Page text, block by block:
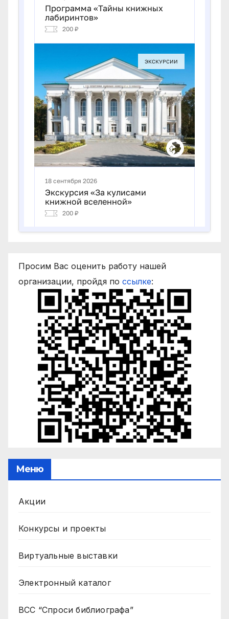
Просим Вас оценить работу нашей
организации, пройдя по ссылке:
Меню
Акции
Конкурсы и проекты
Виртуальные выставки
Электронный каталог
ВСС “Спроси библиографа”